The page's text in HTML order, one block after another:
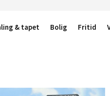
& tapet Bolig Fritid